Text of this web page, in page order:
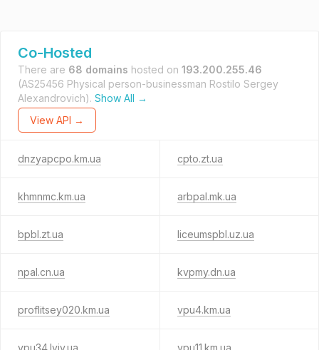
Co-Hosted
There are 68 domains hosted on 193.200.255.46
(AS25456 Physical person-businessman Rostilo Sergey
Alexandrovich). Show All →
View API →
dnzyapcpo.km.ua cpto.zt.ua
khmnmc.km.ua arbpal.mk.ua
bpbl.zt.ua liceumspbl.uz.ua
npal.cn.ua kvpmy.dn.ua
proflitsey020.km.ua vpu4.km.ua
vpu34.lviv.ua vpu11.km.ua